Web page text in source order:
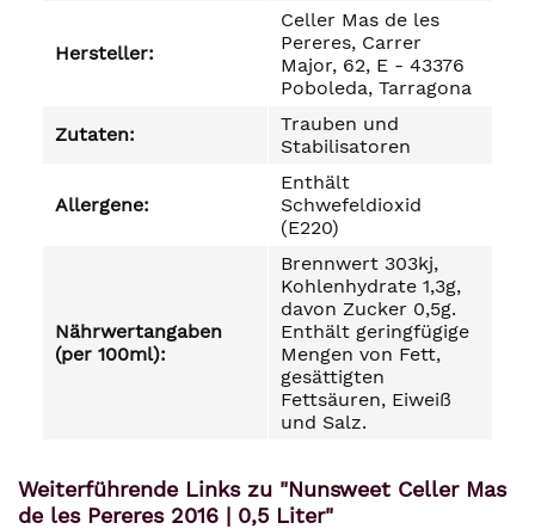
Hersteller:
Celler Mas de les
Pereres, Carrer
Major, 62, E - 43376
Poboleda, Tarragona
Zutaten:
Trauben und
Stabilisatoren
Allergene:
Enthält
Schwefeldioxid
(E220)
Nährwertangaben
(per 100ml):
Brennwert 303kj,
Kohlenhydrate 1,3g,
davon Zucker 0,5g.
Enthält geringfügige
Mengen von Fett,
gesättigten
Fettsäuren, Eiweiß
und Salz.
Weiterführende Links zu "Nunsweet Celler Mas
de les Pereres 2016 | 0,5 Liter"